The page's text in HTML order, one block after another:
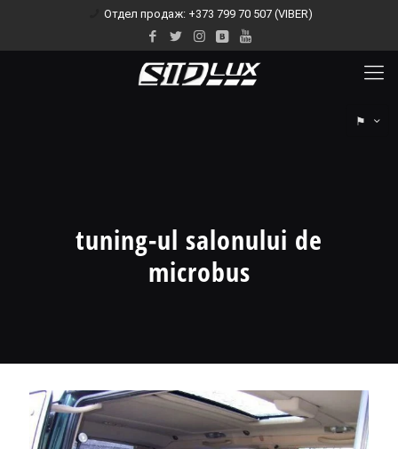
Отдел продаж: +373 799 70 507 (VIBER)
⚑
tuning-ul salonului de
microbus